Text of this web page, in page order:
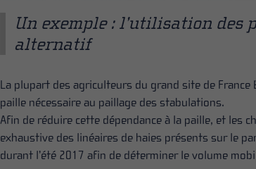
Un exemple : l’utilisation des
alternatif
La plupart des agriculteurs du grand site de
paille nécessaire au paillage des stabulations.
Afin de réduire cette dépendance à la paille, et les
exhaustive des linéaires de haies présents sur le
durant l’été 2017 afin de déterminer le volume